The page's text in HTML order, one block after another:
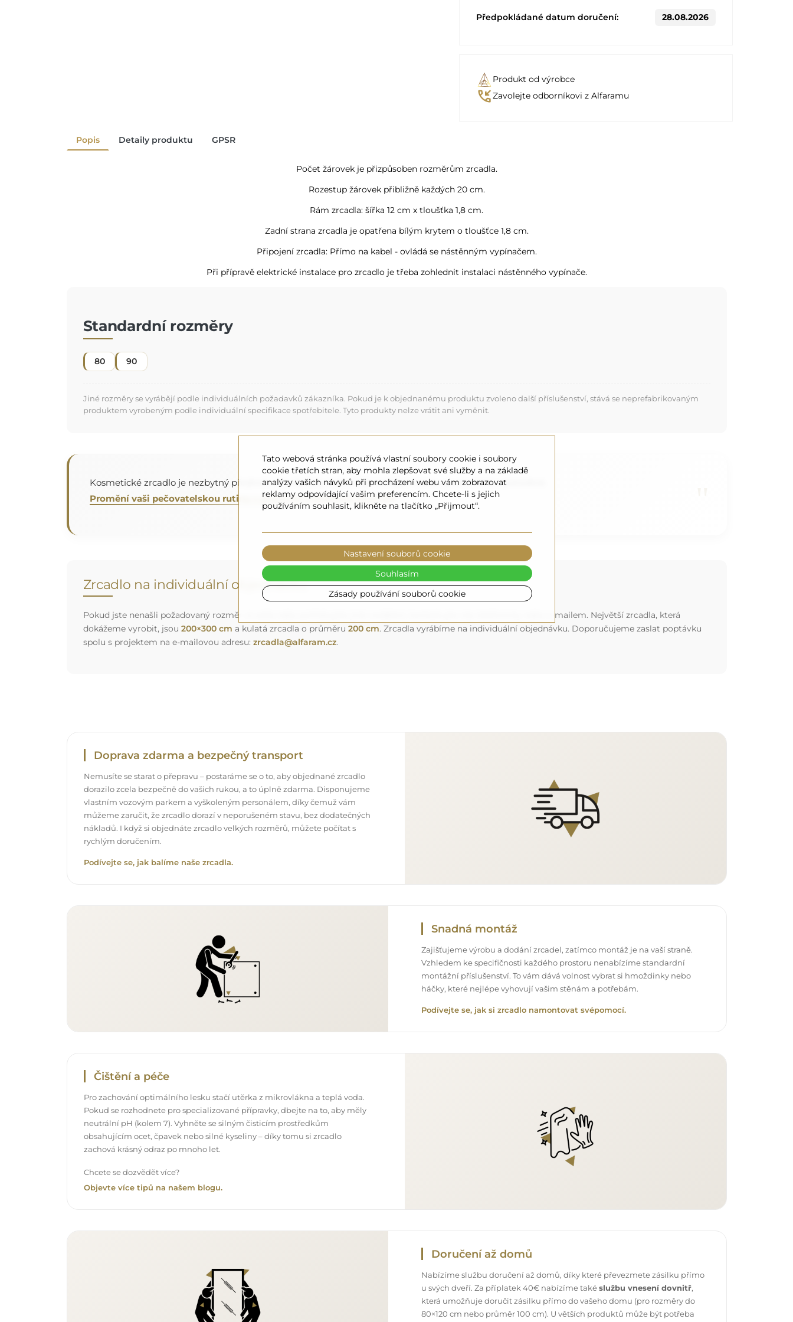
Předpokládané datum doručení: 28.08.2026
Produkt od výrobce
phone_callbackZavolejte odborníkovi z Alfaramu
Popis Detaily produktu GPSR
Počet žárovek je přizpůsoben rozměrům zrcadla.
Rozestup žárovek přibližně každých 20 cm.
Rám zrcadla: šířka 12 cm x tloušťka 1,8 cm.
Zadní strana zrcadla je opatřena bílým krytem o tloušťce 1,8 cm.
Připojení zrcadla: Přímo na kabel - ovládá se nástěnným vypínačem.
Při přípravě elektrické instalace pro zrcadlo je třeba zohlednit instalaci nástěnného vypínače.
Standardní rozměry
80 90
Jiné rozměry se vyrábějí podle individuálních požadavků zákazníka. Pokud je k objednanému produktu zvoleno další příslušenství, stává se neprefabrikovaným
produktem vyrobeným podle individuální specifikace spotřebitele. Tyto produkty nelze vrátit ani vyměnit.
Kosmetické zrcadlo je nezbytný předmět pro všechny, kdo chtějí nanášet make-up precizně a pohodlně.
Promění vaši pečovatelskou rutinu v příjemný a efektivní okamžik.
Zrcadlo na individuální objednávku
Pokud jste nenašli požadovaný rozměr zrcadla nebo potřebujete jiné rozdělení, kontaktujte nás telefonicky nebo e-mailem. Největší zrcadla, která
dokážeme vyrobit, jsou 200×300 cm a kulatá zrcadla o průměru 200 cm. Zrcadla vyrábíme na individuální objednávku. Doporučujeme zaslat poptávku
spolu s projektem na e-mailovou adresu: zrcadla@alfaram.cz.
Doprava zdarma a bezpečný transport
Nemusíte se starat o přepravu – postaráme se o to, aby objednané zrcadlo
dorazilo zcela bezpečně do vašich rukou, a to úplně zdarma. Disponujeme
vlastním vozovým parkem a vyškoleným personálem, díky čemuž vám
můžeme zaručit, že zrcadlo dorazí v neporušeném stavu, bez dodatečných
nákladů. I když si objednáte zrcadlo velkých rozměrů, můžete počítat s
rychlým doručením.
Podívejte se, jak balíme naše zrcadla.
Snadná montáž
Zajišťujeme výrobu a dodání zrcadel, zatímco montáž je na vaší straně.
Vzhledem ke specifičnosti každého prostoru nenabízíme standardní
montážní příslušenství. To vám dává volnost vybrat si hmoždinky nebo
háčky, které nejlépe vyhovují vašim stěnám a potřebám.
Podívejte se, jak si zrcadlo namontovat svépomocí.
Čištění a péče
Pro zachování optimálního lesku stačí utěrka z mikrovlákna a teplá voda.
Pokud se rozhodnete pro specializované přípravky, dbejte na to, aby měly
neutrální pH (kolem 7). Vyhněte se silným čisticím prostředkům
obsahujícím ocet, čpavek nebo silné kyseliny – díky tomu si zrcadlo
zachová krásný odraz po mnoho let.
Chcete se dozvědět více?
Objevte více tipů na našem blogu.
Doručení až domů
Nabízíme službu doručení až domů, díky které převezmete zásilku přímo
u svých dveří. Za příplatek 40€ nabízíme takéslužbu vnesení dovnitř,
která umožňuje doručit zásilku přímo do vašeho domu (pro rozměry do
80×120 cm nebo průměr 100 cm). U větších produktů může být potřeba
Tato webová stránka používá vlastní soubory cookie i soubory
cookie třetích stran, aby mohla zlepšovat své služby a na základě
analýzy vašich návyků při procházení webu vám zobrazovat
reklamy odpovídající vašim preferencím. Chcete-li s jejich
používáním souhlasit, klikněte na tlačítko „Přijmout“.
Zásady používání souborů cookie
Nastavení souborů cookie
Souhlasím